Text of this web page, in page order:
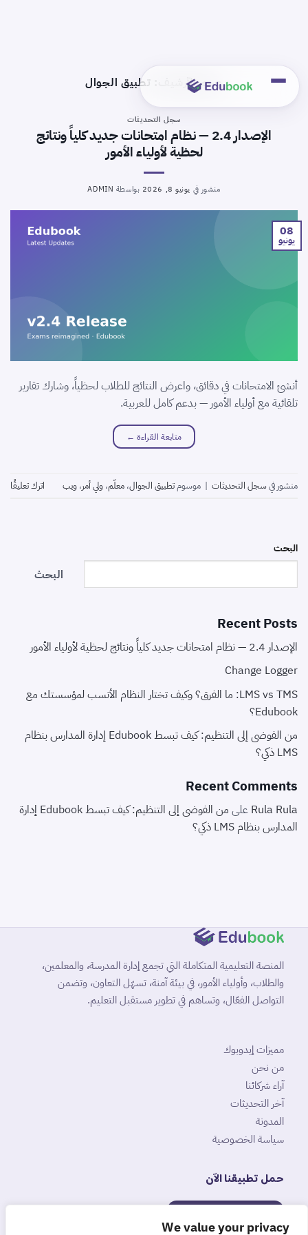
We value your privacy
تخطي
للمحتوى
وسم الآرشيف: تطبيق الجوال
سجل التحديثات
الإصدار 2.4 — نظام امتحانات جديد كلياً ونتائج
لحظية لأولياء الأمور
منشور في يونيو 8, 2026 بواسطة ADMIN
08
يونيو
أنشئ الامتحانات في دقائق، واعرض النتائج للطلاب لحظياً، وشارك تقارير
تلقائية مع أولياء الأمور — بدعم كامل للعربية.
متابعة القراءة ←
منشور فيسجل التحديثات | موسوم تطبيق الجوال، معلّم، ولي أمر، ويب اترك تعليقًا
البحث
البحث
Recent Posts
الإصدار 2.4 — نظام امتحانات جديد كلياً ونتائج لحظية لأولياء الأمور
Change Logger
LMS vs TMS: ما الفرق؟ وكيف تختار النظام الأنسب لمؤسستك مع
Edubook؟
من الفوضى إلى التنظيم: كيف تبسط Edubook إدارة المدارس بنظام
LMS ذكي؟
Recent Comments
Rula Rula على
من الفوضى إلى التنظيم: كيف تبسط Edubook إدارة
المدارس بنظام LMS ذكي؟
المنصة التعليمية المتكاملة التي تجمع إدارة المدرسة، والمعلمين،
والطلاب، وأولياء الأمور، في بيئة آمنة، تسهّل التعاون، وتضمن
التواصل الفعّال، وتساهم في تطوير مستقبل التعليم.
مميزات إيدوبوك
من نحن
آراء شركائنا
آخر التحديثات
المدونة
سياسة الخصوصية
حمل تطبيقنا الآن
App Store